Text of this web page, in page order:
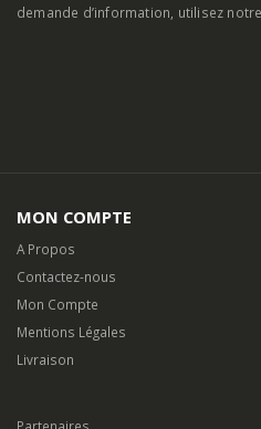
demande d’information, utilisez notre
MON COMPTE
A Propos
Contactez-nous
Mon Compte
Mentions Légales
Livraison